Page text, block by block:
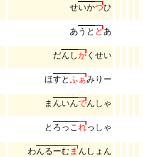
せいかつひ
あう と どあ
だん しがく せい
ほすとふ ぁみり ー
ま んいんでん し ゃ
と ろ っ こ れっ し ゃ
わんるーむまん し ょ ん